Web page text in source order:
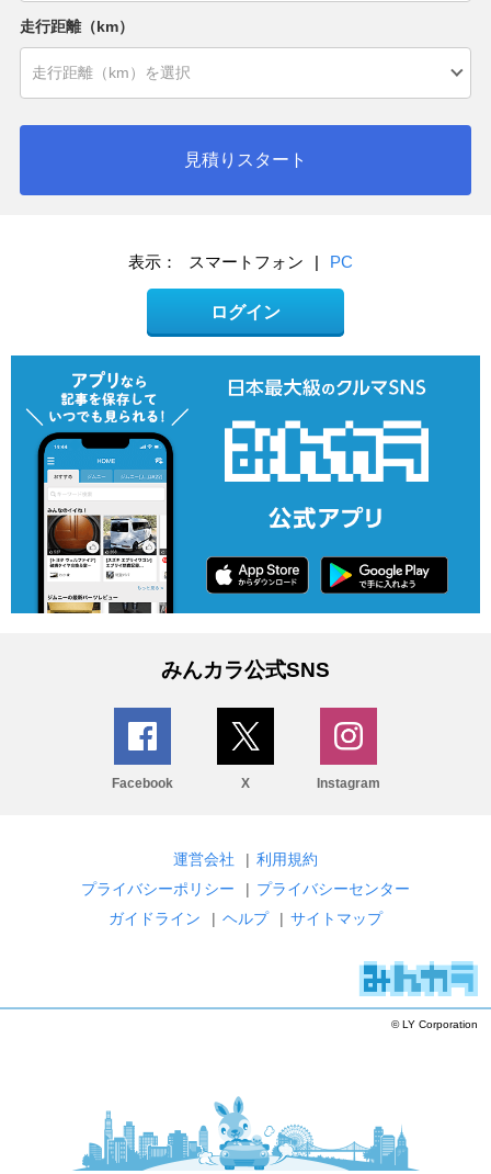
走行距離（km）
見積りスタート
表示： スマートフォン | PC
ログイン
みんカラ公式SNS
Facebook X Instagram
運営会社 | 利用規約
プライバシーポリシー
| プライバシーセンター
ガイドライン
| ヘルプ | サイトマップ
© LY Corporation